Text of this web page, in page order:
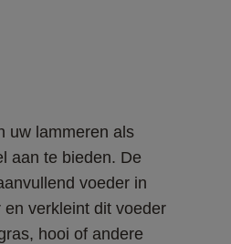
uw lammeren als
aan te bieden. De
voeder in
verkleint dit voeder
hooi of andere